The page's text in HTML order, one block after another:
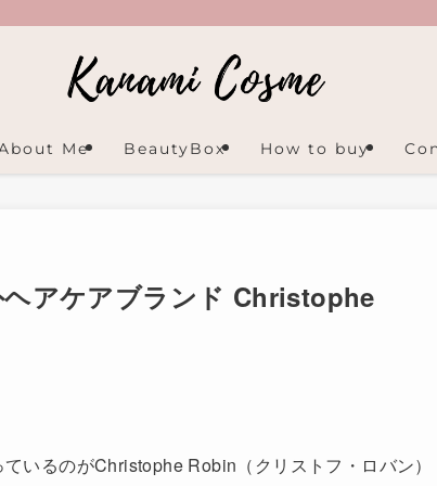
Me BeautyBox How to buy
アケアブランド Christophe
いるのがChristophe Robin（クリストフ・ロバン）